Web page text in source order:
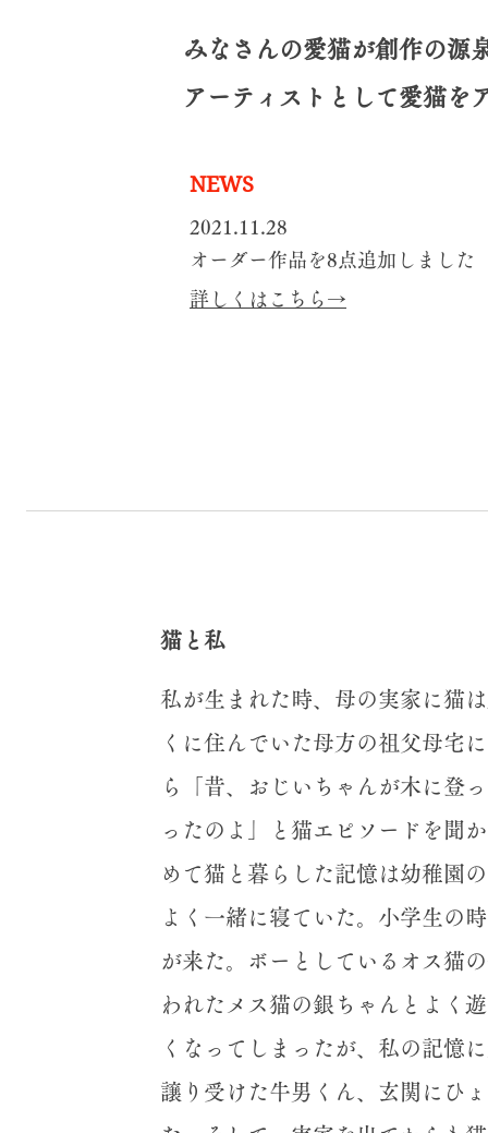
みなさんの愛猫が創作の源
アーティストとして愛猫を
NEWS
2021.11.28
​オーダー作品を8点追加しました
詳しくはこちら→
猫と私
私が生まれた時、母の実家に猫
くに住んでいた母方の祖父母宅
ら「昔、おじいちゃんが木に登
ったのよ」と猫エピソードを聞
めて猫と暮らした記憶は幼稚園
よく一緒に寝ていた。小学生の
が来た。ボーとしているオス猫
われたメス猫の銀ちゃんとよく
くなってしまったが、私の記憶
譲り受けた牛男くん、玄関にひ